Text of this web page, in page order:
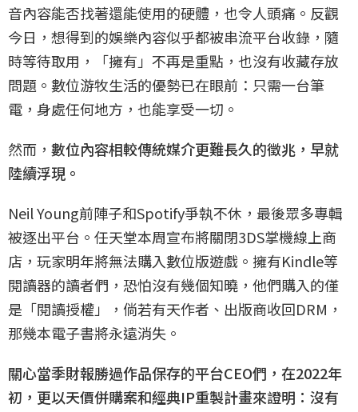
音內容能否找著還能使用的硬體，也令人頭痛。反觀
今日，想得到的娛樂內容似乎都被串流平台收錄，隨
時等待取用，「擁有」不再是重點，也沒有收藏存放
問題。數位游牧生活的優勢已在眼前：只需一台筆
電，身處任何地方，也能享受一切。
然而， 數位內容相較傳統媒介更難長久的徵兆，早就
陸續浮現。
Neil Young前陣子和Spotify爭執不休，最後眾多專輯
被逐出平台。任天堂本周宣布將關閉3DS掌機線上商
店，玩家明年將無法購入數位版遊戲。擁有Kindle等
閱讀器的讀者們，恐怕沒有幾個知曉，他們購入的僅
是「閱讀授權」，倘若有天作者、出版商收回DRM，
那幾本電子書將永遠消失。
關心當季財報勝過作品保存的平台CEO們，在2022年
初，更以天價併購案和經典IP重製計畫來證明：沒有